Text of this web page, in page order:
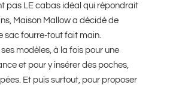
pas LE cabas idéal qui répondrait
Maison Mallow a décidé de
sac fourre-tout fait main.
modèles, à la fois pour une
et pour y insérer des poches,
Et puis surtout, pour proposer